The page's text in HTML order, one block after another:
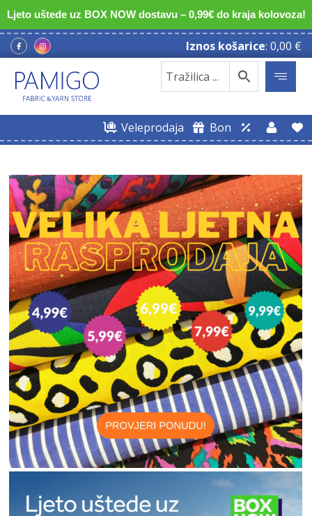
Ljeto uštede uz BOX NOW dostavu – 0,99€ do kraja kolovoza!
Iznos košarice: 0,00 €
Veleprodaja Bon